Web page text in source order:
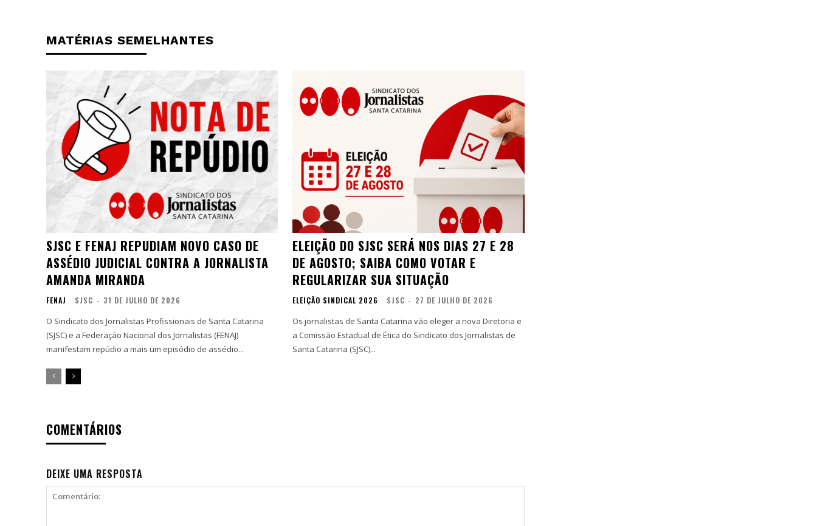
MATÉRIAS SEMELHANTES
SJSC E FENAJ REPUDIAM NOVO CASO DE
ASSÉDIO JUDICIAL CONTRA A JORNALISTA
AMANDA MIRANDA
FENAJ SJSC - 31 DE JULHO DE 2026
O Sindicato dos Jornalistas Profissionais de Santa Catarina
(SJSC) e a Federação Nacional dos Jornalistas (FENAJ)
manifestam repúdio a mais um episódio de assédio...
ELEIÇÃO DO SJSC SERÁ NOS DIAS 27 E 28
DE AGOSTO; SAIBA COMO VOTAR E
REGULARIZAR SUA SITUAÇÃO
ELEIÇÃO SINDICAL 2026 SJSC - 27 DE JULHO DE 2026
Os jornalistas de Santa Catarina vão eleger a nova Diretoria e
a Comissão Estadual de Ética do Sindicato dos Jornalistas de
Santa Catarina (SJSC)...
COMENTÁRIOS
DEIXE UMA RESPOSTA